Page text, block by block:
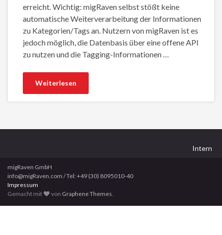
erreicht. Wichtig: migRaven selbst stößt keine
automatische Weiterverarbeitung der Informationen
zu Kategorien/Tags an. Nutzern von migRaven ist es
jedoch möglich, die Datenbasis über eine offene API
zu nutzen und die Tagging-Informationen …
Weiterlesen
Intern
migRaven GmbH
info@migRaven.com / Tel: +49 (30) 8095010-40
Impressum
Gemacht mit
von Graphene Themes